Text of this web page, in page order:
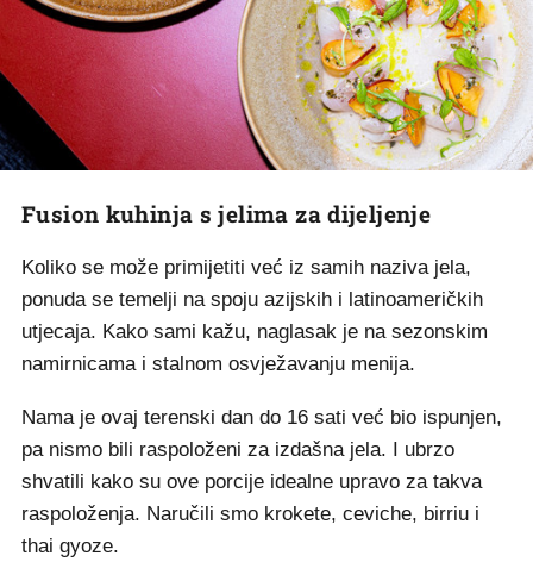
Fusion kuhinja s jelima za dijeljenje
Koliko se može primijetiti već iz samih naziva jela,
ponuda se temelji na spoju azijskih i latinoameričkih
utjecaja. Kako sami kažu, naglasak je na sezonskim
namirnicama i stalnom osvježavanju menija.
Nama je ovaj terenski dan do 16 sati već bio ispunjen,
pa nismo bili raspoloženi za izdašna jela. I ubrzo
shvatili kako su ove porcije idealne upravo za takva
raspoloženja. Naručili smo krokete, ceviche, birriu i
thai gyoze.